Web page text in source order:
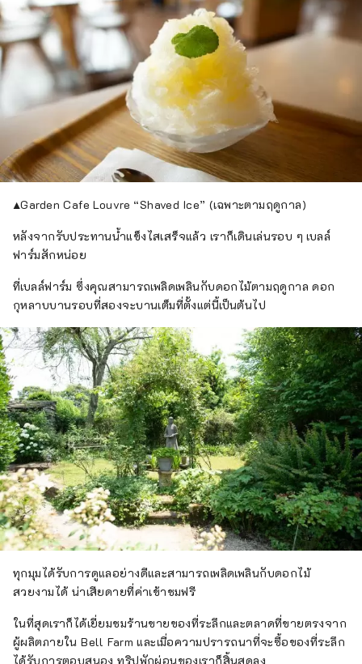
▲Garden Cafe Louvre “Shaved Ice” (เฉพาะตามฤดูกาล)
หลังจากรับประทานน้ำแข็งไสเสร็จแล้ว เราก็เดินเล่นรอบ ๆ เบลล์
ฟาร์มสักหน่อย
ที่เบลล์ฟาร์ม ซึ่งคุณสามารถเพลิดเพลินกับดอกไม้ตามฤดูกาล ดอก
กุหลาบบานรอบที่สองจะบานเต็มที่ตั้งแต่นี้เป็นต้นไป
ทุกมุมได้รับการดูแลอย่างดีและสามารถเพลิดเพลินกับดอกไม้
สวยงามได้ น่าเสียดายที่ค่าเข้าชมฟรี
ในที่สุดเราก็ได้เยี่ยมชมร้านขายของที่ระลึกและตลาดที่ขายตรงจาก
ผู้ผลิตภายใน Bell Farm และเมื่อความปรารถนาที่จะซื้อของที่ระลึก
ได้รับการตอบสนอง ทริปพักผ่อนของเราก็สิ้นสุดลง